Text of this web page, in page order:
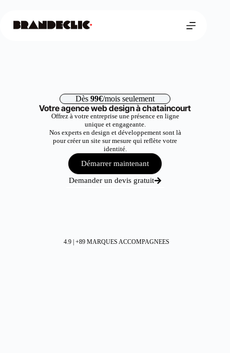
Dès 99€/mois seulement
Votre agence web design à chataincourt
Offrez à votre entreprise une présence en ligne
unique et engageante.
Nos experts en design et développement sont là
pour créer un site sur mesure qui reflète votre
identité.
Démarrer maintenant
Demander un devis gratuit
4.9 | +89 MARQUES ACCOMPAGNEES